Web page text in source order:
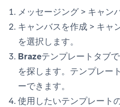
メッセージング > キャン
キャンバスを作成 > キャ
を選択します。
Brazeテンプレート タブ
を探します。テンプレー
ーできます。
使用したいテンプレート